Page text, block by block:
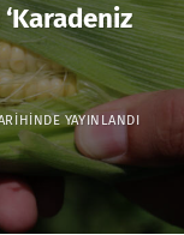
YAYINLANDI